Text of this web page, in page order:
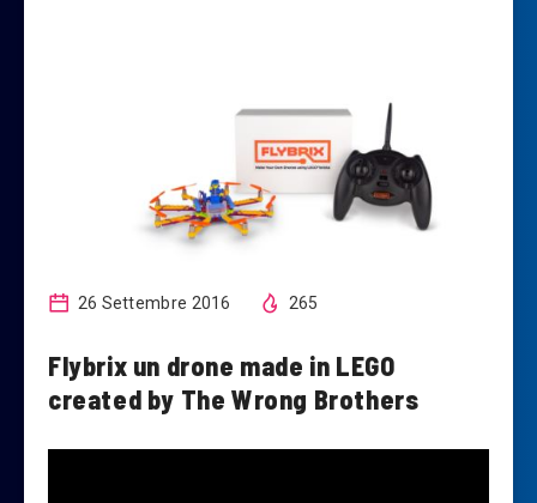
26 Settembre 2016 265
Flybrix un drone made in LEGO
created by The Wrong Brothers